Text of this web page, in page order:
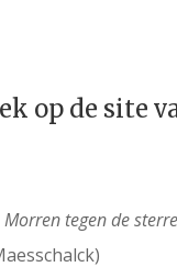
op de site
Morren tegen de